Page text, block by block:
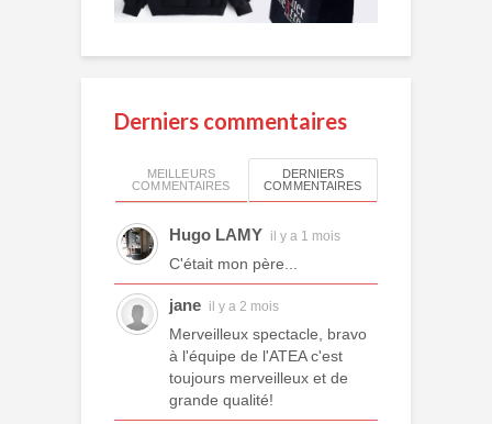
Derniers commentaires
MEILLEURS
COMMENTAIRES
DERNIERS
COMMENTAIRES
Hugo LAMY il y a 1 mois
C'était mon père...
jane il y a 2 mois
Merveilleux spectacle, bravo
à l'équipe de l'ATEA c'est
toujours merveilleux et de
grande qualité!